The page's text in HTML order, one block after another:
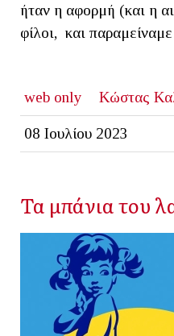
ήταν η αφορμή (και η
φίλοι, και
web only
Κώστας
08 Ιουλίου 2023
Τα μπάνια του